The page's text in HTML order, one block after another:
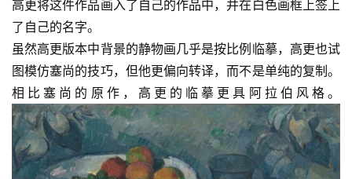
首
页
艺
坛
快
高更将这件作品画入了自己的作品中，并在白色画框上签上
了自己的名字。
虽然高更版本中背景的静物画几乎是按比例临摹，高更也试
图模仿塞尚的技巧，但他更偏向转译，而不是单纯的复制。
相比塞尚的原作，高更的临摹更具阿拉伯风格。